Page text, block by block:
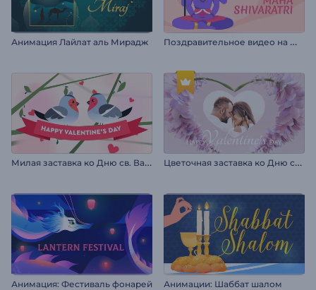
Анимация Лайлат аль Мирадж П
оздравительное видео на Маха Шивратри
М
илая заставка ко Дню св. Валентина Ц
веточная заставка ко Дню св. Валентина
Анимация: Фестиваль фонарей Анимации: Шаббат шалом